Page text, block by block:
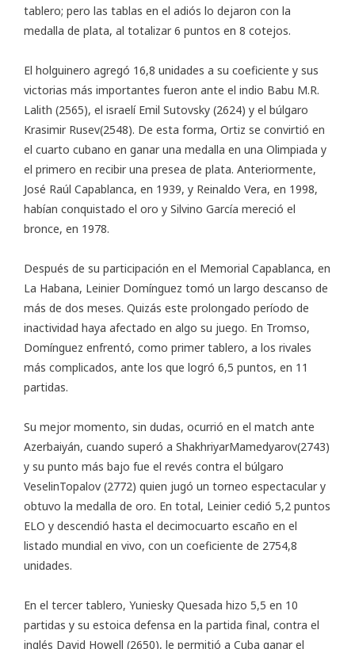
tablero; pero las tablas en el adiós lo dejaron con la
medalla de plata, al totalizar 6 puntos en 8 cotejos.
El holguinero agregó 16,8 unidades a su coeficiente y sus
victorias más importantes fueron ante el indio Babu M.R.
Lalith (2565), el israelí Emil Sutovsky (2624) y el búlgaro
Krasimir Rusev(2548). De esta forma, Ortiz se convirtió en
el cuarto cubano en ganar una medalla en una Olimpiada y
el primero en recibir una presea de plata. Anteriormente,
José Raúl Capablanca, en 1939, y Reinaldo Vera, en 1998,
habían conquistado el oro y Silvino García mereció el
bronce, en 1978.
Después de su participación en el Memorial Capablanca, en
La Habana, Leinier Domínguez tomó un largo descanso de
más de dos meses. Quizás este prolongado período de
inactividad haya afectado en algo su juego. En Tromso,
Domínguez enfrentó, como primer tablero, a los rivales
más complicados, ante los que logró 6,5 puntos, en 11
partidas.
Su mejor momento, sin dudas, ocurrió en el match ante
Azerbaiyán, cuando superó a ShakhriyarMamedyarov(2743)
y su punto más bajo fue el revés contra el búlgaro
VeselinTopalov (2772) quien jugó un torneo espectacular y
obtuvo la medalla de oro. En total, Leinier cedió 5,2 puntos
ELO y descendió hasta el decimocuarto escaño en el
listado mundial en vivo, con un coeficiente de 2754,8
unidades.
En el tercer tablero, Yuniesky Quesada hizo 5,5 en 10
partidas y su estoica defensa en la partida final, contra el
inglés David Howell (2650), le permitió a Cuba ganar el